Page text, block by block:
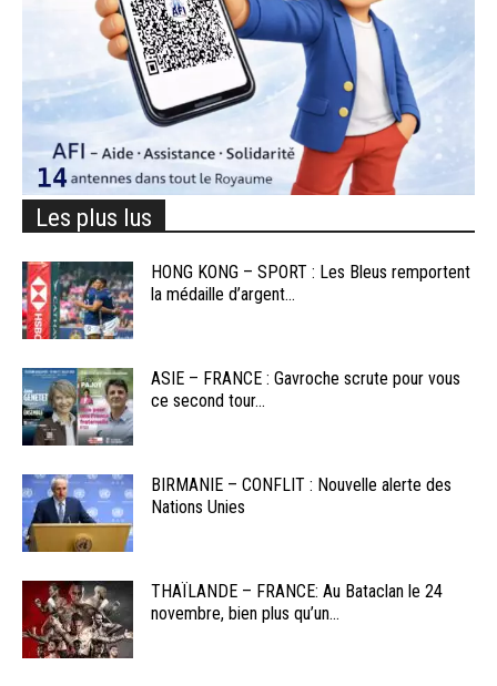
Les plus lus
HONG KONG – SPORT : Les Bleus remportent
la médaille d’argent...
ASIE – FRANCE : Gavroche scrute pour vous
ce second tour...
BIRMANIE – CONFLIT : Nouvelle alerte des
Nations Unies
THAÏLANDE – FRANCE: Au Bataclan le 24
novembre, bien plus qu’un...